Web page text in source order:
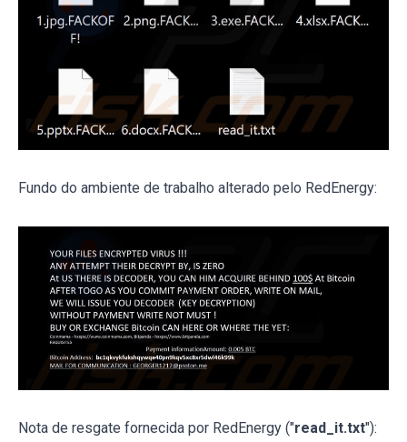
Fundo do ambiente de trabalho alterado pelo RedEnergy:
Nota de resgate fornecida por RedEnergy ("read_it.txt"):